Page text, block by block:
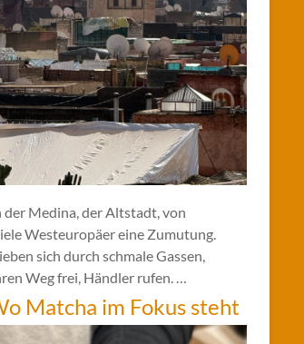
Medina, der Altstadt, von
Westeuropäer eine Zumutung.
sich durch schmale Gassen,
Weg frei, Händler rufen. …
Matcha im Fokus steht